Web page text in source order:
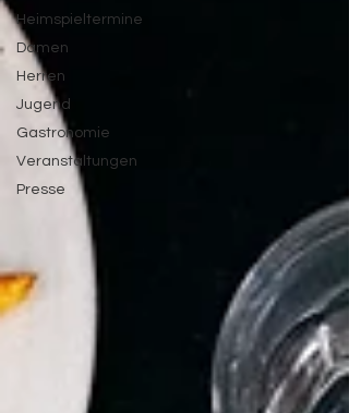
Heimspieltermine
Damen
Herren
Jugend
Gastronomie
Veranstaltungen
Presse